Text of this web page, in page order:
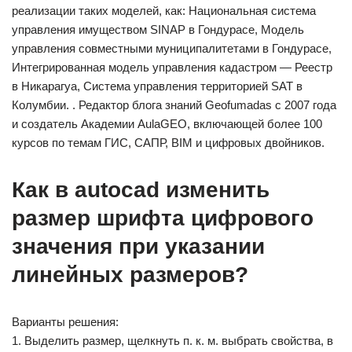
реализации таких моделей, как: Национальная система
управления имуществом SINAP в Гондурасе, Модель
управления совместными муниципалитетами в Гондурасе,
Интегрированная модель управления кадастром — Реестр
в Никарагуа, Система управления территорией SAT в
Колумбии. . Редактор блога знаний Geofumadas с 2007 года
и создатель Академии AulaGEO, включающей более 100
курсов по темам ГИС, САПР, BIM и цифровых двойников.
Как в autocad изменить
размер шрифта цифрового
значения при указании
линейных размеров?
Варианты решения:
1. Выделить размер, щелкнуть п. к. м. выбрать свойства, в